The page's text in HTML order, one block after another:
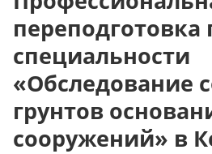
переподготовка
специальности
«Обследование
грунтов
сооружений» в